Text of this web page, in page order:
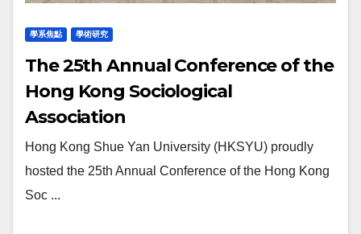
學系焦點 學術研究
The 25th Annual Conference of the
Hong Kong Sociological
Association
Hong Kong Shue Yan University (HKSYU) proudly
hosted the 25th Annual Conference of the Hong Kong
Soc ...